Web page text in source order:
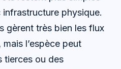
physique.
gèrent très bien les flux
l’espèce peut
tierces ou des